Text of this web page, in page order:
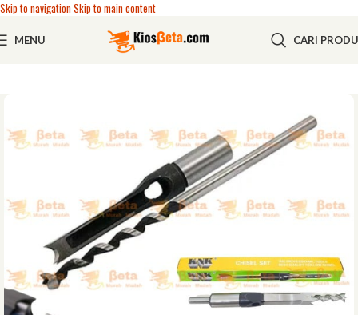
Skip to navigationSkip to main content
MENU CARI